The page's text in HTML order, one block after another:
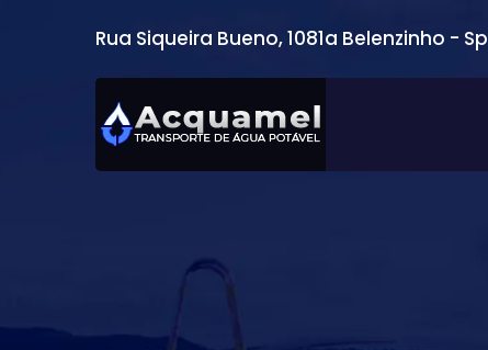
Rua Siqueira Bueno, 1081a Belenzinho - Sp